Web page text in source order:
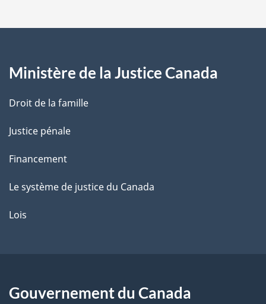
a
e
Ministère de la Justice Canada
Droit de la famille
Justice pénale
Financement
Le système de justice du Canada
Lois
Gouvernement du Canada